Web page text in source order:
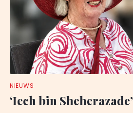
NIEUWS
‘Iech bin Sheherazade’